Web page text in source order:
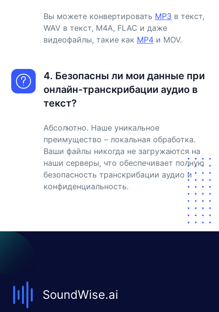
Вы можете конвертировать MP3 в текст,
WAV в текст, M4A, FLAC и даже
видеофайлы, такие как MP4 и MOV.
4. Безопасны ли мои данные при
онлайн-транскрибации аудио в
текст?
Абсолютно. Наше уникальное
преимущество – локальная обработка.
Ваши файлы никогда не загружаются на
наши серверы, что обеспечивает полную
безопасность транскрибации аудио и
конфиденциальность.
SoundWise.ai